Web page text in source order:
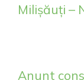
Milișăuți –
Anunt